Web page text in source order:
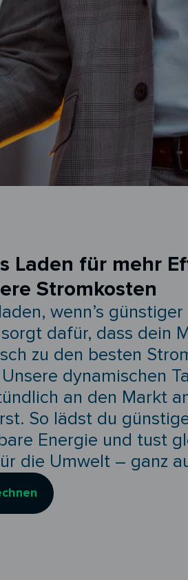
Laden für mehr
Stromkosten
wenn’s
dafür, dass dein
zu den besten
dynamischen
an den Markt
So lädst du
Energie und tust
die Umwelt – ganz